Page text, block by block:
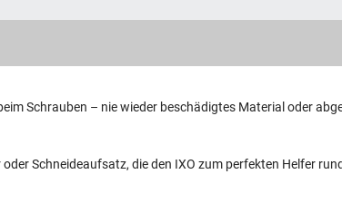
Schrauben – nie wieder beschädigtes Material oder
Schneideaufsatz, die den IXO zum perfekten Helfer